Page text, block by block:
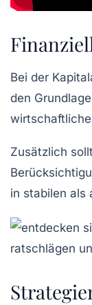
Bei der
den
Zusätzlich
in stabilen als